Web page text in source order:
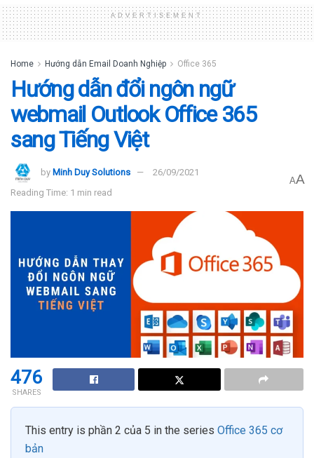
ADVERTISEMENT
Home Hướng dẫn Email Doanh Nghiệp Office 365
Hướng dẫn đổi ngôn ngữ
webmail Outlook Office 365
sang Tiếng Việt
by Minh Duy Solutions
26/09/2021
Reading Time: 1 min read
AA
476
SHARES
This entry is phần 2 của 5 in the series Office 365 cơ
bản